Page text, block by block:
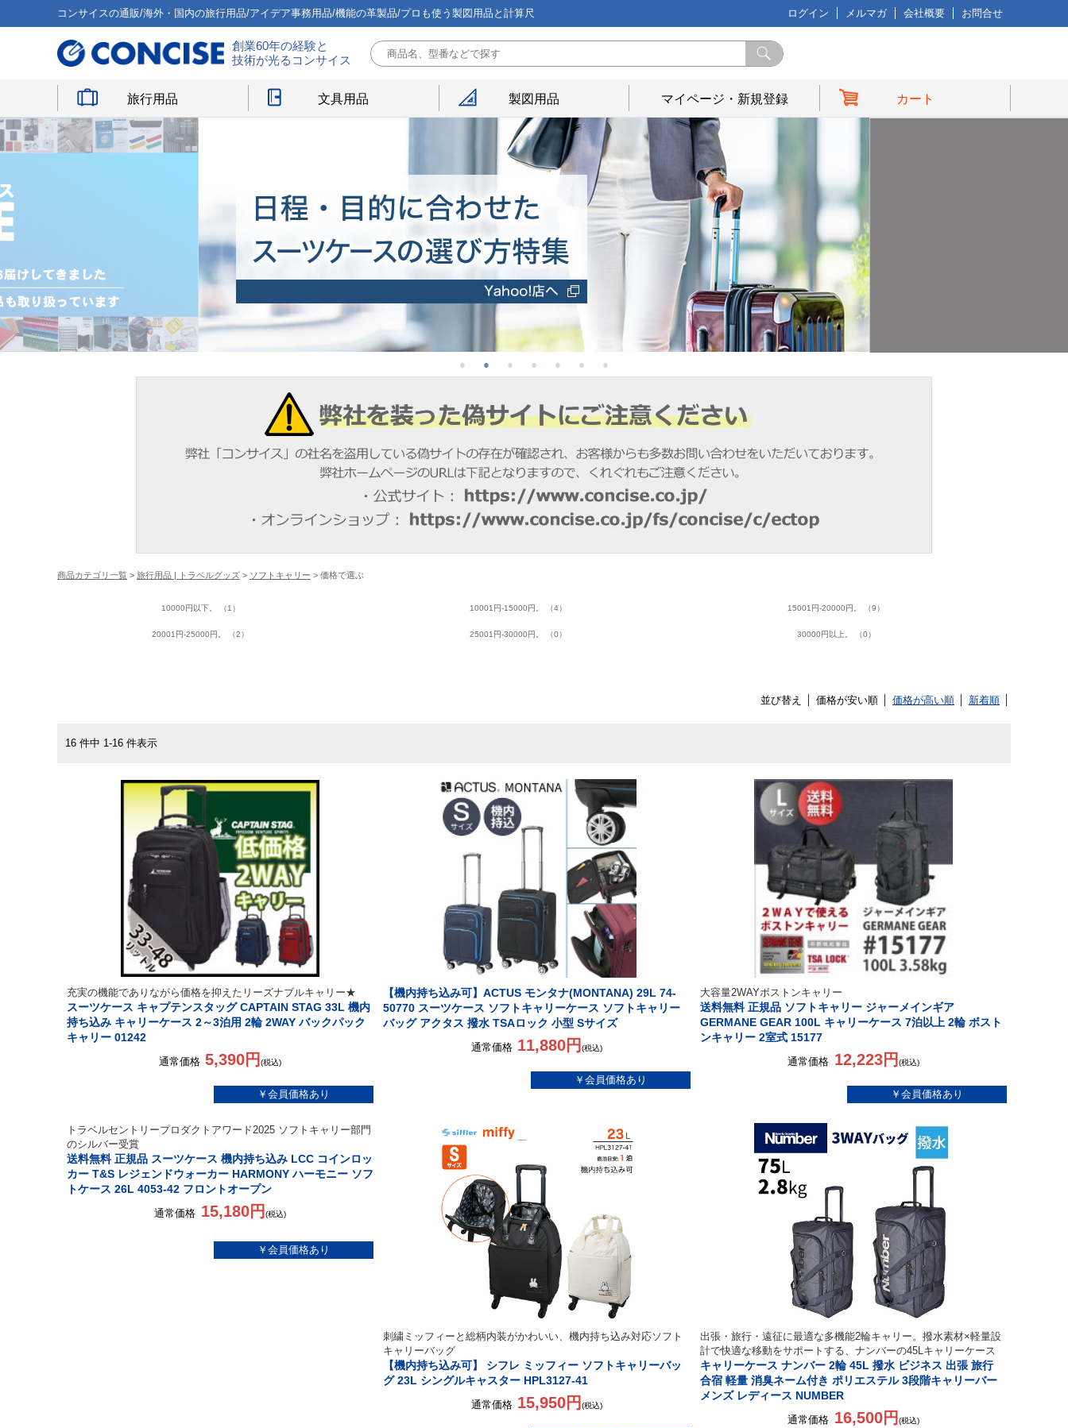
コンサイスの通販/海外・国内の旅行用品/アイデア事務用品/機能の革製品/プロも使う製図用品と計算尺 ログイン メルマガ 会社概要 お問合せ
創業60年の経験と
技術が光るコンサイス
旅行用品 文具用品 製図用品 マイページ・新規登録 カート
商品カテゴリ一覧 > 旅行用品 | トラベルグッズ > ソフトキャリー > 価格で選ぶ
10000円以下。 （1） 10001円-15000円。 （4） 15001円-20000円。 （9）
20001円-25000円。 （2） 25001円-30000円。 （0） 30000円以上。 （0）
並び替え 価格が安い順 価格が高い順 新着順
16 件中 1-16 件表示
充実の機能でありながら価格を抑えたリーズナブルキャリー★
スーツケース キャプテンスタッグ CAPTAIN STAG 33L 機内
持ち込み キャリーケース 2～3泊用 2輪 2WAY バックパック
キャリー 01242
通常価格 5,390円(税込)
【機内持ち込み可】ACTUS モンタナ(MONTANA) 29L 74-
50770 スーツケース ソフトキャリーケース ソフトキャリー
バッグ アクタス 撥水 TSAロック 小型 Sサイズ
通常価格 11,880円(税込)
大容量2WAYボストンキャリー
送料無料 正規品 ソフトキャリー ジャーメインギア
GERMANE GEAR 100L キャリーケース 7泊以上 2輪 ボスト
ンキャリー 2室式 15177
通常価格 12,223円 (税込)
トラベルセントリープロダクトアワード2025 ソフトキャリー部門
のシルバー受賞
送料無料 正規品 スーツケース 機内持ち込み LCC コインロッ
カー T&S レジェンドウォーカー HARMONY ハーモニー ソフ
トケース 26L 4053-42 フロントオープン
通常価格 15,180円 (税込)
刺繍ミッフィーと総柄内装がかわいい、機内持ち込み対応ソフト
キャリーバッグ
【機内持ち込み可】 シフレ ミッフィー ソフトキャリーバッ
グ 23L シングルキャスター HPL3127-41
通常価格 15,950円(税込)
出張・旅行・遠征に最適な多機能2輪キャリー。撥水素材×軽量設
計で快適な移動をサポートする、ナンバーの45Lキャリーケース
キャリーケース ナンバー 2輪 45L 撥水 ビジネス 出張 旅行
合宿 軽量 消臭ネーム付き ポリエステル 3段階キャリーバー
メンズ レディース NUMBER
通常価格 16,500円 (税込)